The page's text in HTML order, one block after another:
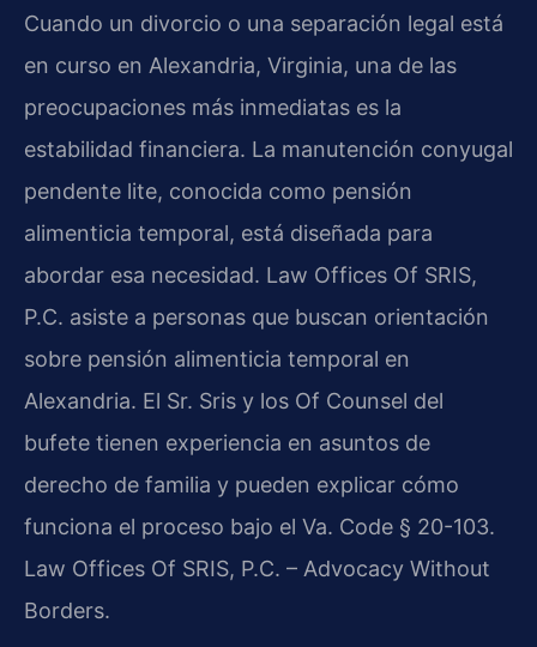
Cuando un divorcio o una separación legal está
en curso en Alexandria, Virginia, una de las
preocupaciones más inmediatas es la
estabilidad financiera. La manutención conyugal
pendente lite, conocida como pensión
alimenticia temporal, está diseñada para
abordar esa necesidad. Law Offices Of SRIS,
P.C. asiste a personas que buscan orientación
sobre pensión alimenticia temporal en
Alexandria. El Sr. Sris y los Of Counsel del
bufete tienen experiencia en asuntos de
derecho de familia y pueden explicar cómo
funciona el proceso bajo el Va. Code § 20-103.
Law Offices Of SRIS, P.C. – Advocacy Without
Borders.